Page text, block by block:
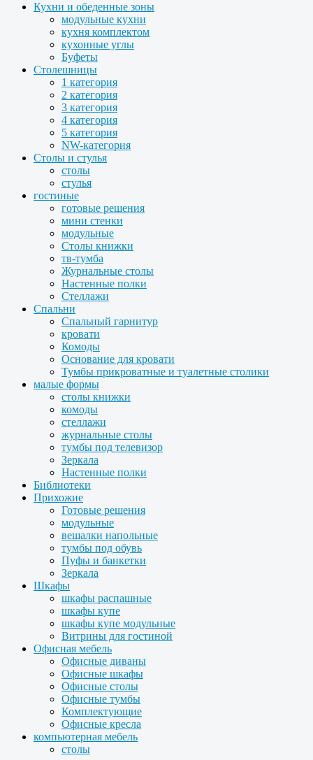
Кухни и обеденные зоны
модульные кухни
кухня комплектом
кухонные углы
Буфеты
Столешницы
1 категория
2 категория
3 категория
4 категория
5 категория
NW-категория
Столы и стулья
столы
стулья
гостиные
готовые решения
мини стенки
модульные
Столы книжки
тв-тумба
Журнальные столы
Настенные полки
Стеллажи
Спальни
Спальный гарнитур
кровати
Комоды
Основание для кровати
Тумбы прикроватные и туалетные столики
малые формы
столы книжки
комоды
стеллажи
журнальные столы
тумбы под телевизор
Зеркала
Настенные полки
Библиотеки
Прихожие
Готовые решения
модульные
вешалки напольные
тумбы под обувь
Пуфы и банкетки
Зеркала
Шкафы
шкафы распашные
шкафы купе
шкафы купе модульные
Витрины для гостиной
Офисная мебель
Офисные диваны
Офисные шкафы
Офисные столы
Офисные тумбы
Комплектующие
Офисные кресла
компьютерная мебель
столы